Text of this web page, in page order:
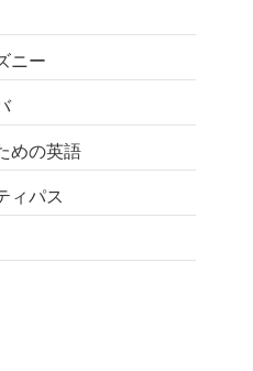
ニー
めの英語
ィパス